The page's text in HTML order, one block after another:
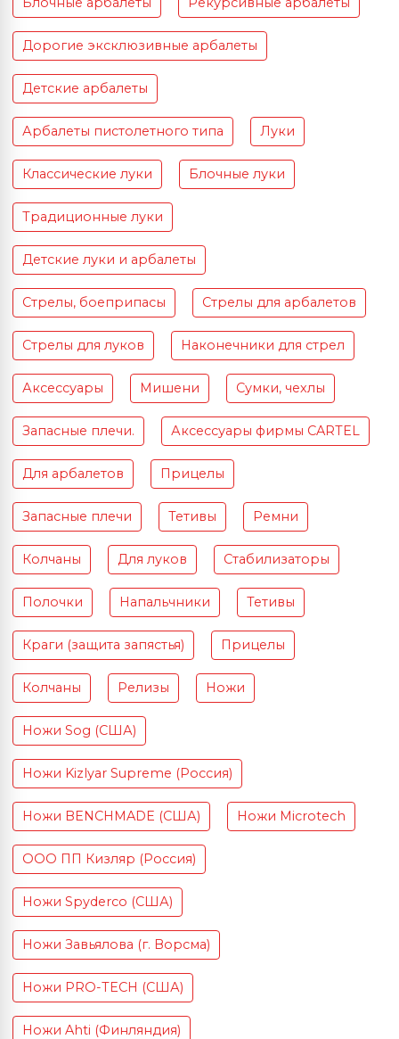
Дорогие эксклюзивные арбалеты
Детские арбалеты
Арбалеты пистолетного типа Луки
Классические луки Блочные луки
Традиционные луки
Детские луки и арбалеты
Стрелы, боеприпасы Стрелы для арбалетов
Стрелы для луков Наконечники для стрел
Аксессуары Мишени Сумки, чехлы
Запасные плечи. Аксессуары фирмы CARTEL
Для арбалетов Прицелы
Запасные плечи Тетивы Ремни
Колчаны Для луков Стабилизаторы
Полочки Напальчники Тетивы
Краги (защита запястья) Прицелы
Колчаны Релизы Ножи
Ножи Sog (США)
Ножи Kizlyar Supreme (Россия)
Ножи BENCHMADE (США) Ножи Microtech
ООО ПП Кизляр (Россия)
Ножи Spyderco (США)
Ножи Завьялова (г. Ворсма)
Ножи PRO-TECH (США)
Ножи Ahti (Финляндия)